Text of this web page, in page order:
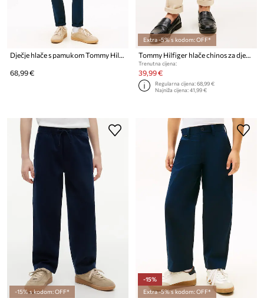
Dječje hlače s pamukom Tommy Hilfiger
68,99 €
Extra -5% s kodom: OFF*
Tommy Hilfiger hlače chinos za djecu od pamuka
Trenutna cijena:
39,99 €
Regularna cijena:68,99 €
Najniža cijena:41,99 €
-15% s kodom: OFF*
-15%
Extra -5% s kodom: OFF*